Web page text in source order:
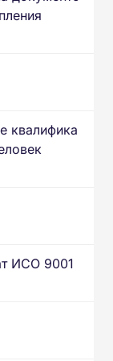
квалифика
ИСО 9001